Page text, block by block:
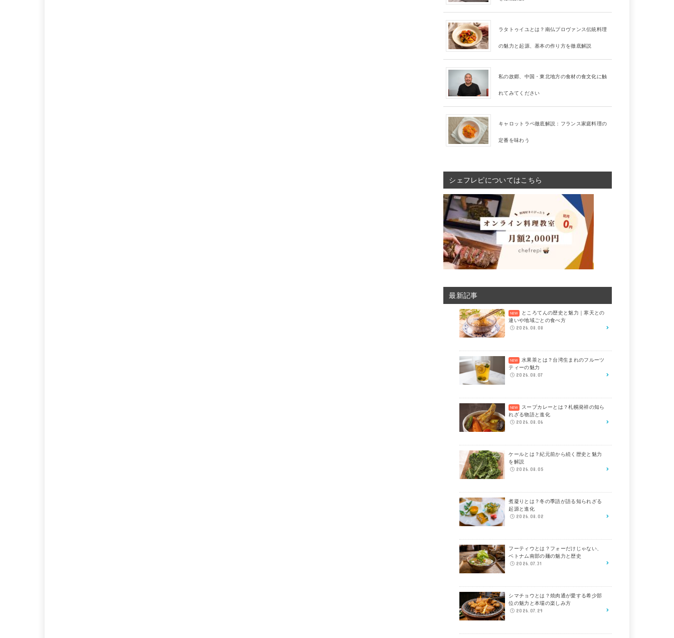
ラタトゥイユとは？南仏プロヴァンス伝統料理
の魅力と起源、基本の作り方を徹底解説
私の故郷、中国・東北地方の食材の食文化に触
れてみてください
キャロットラペ徹底解説：フランス家庭料理の
定番を味わう
シェフレピについてはこちら
最新記事
ところてんの歴史と魅力｜寒天との
違いや地域ごとの食べ方
2026.08.08
水果茶とは？台湾生まれのフルーツ
ティーの魅力
2026.08.07
スープカレーとは？札幌発祥の知ら
れざる物語と進化
2026.08.06
ケールとは？紀元前から続く歴史と魅力
を解説
2026.08.05
煮凝りとは？冬の季語が語る知られざる
起源と進化
2026.08.02
フーティウとは？フォーだけじゃない、
ベトナム南部の麺の魅力と歴史
2026.07.31
シマチョウとは？焼肉通が愛する希少部
位の魅力と本場の楽しみ方
2026.07.29